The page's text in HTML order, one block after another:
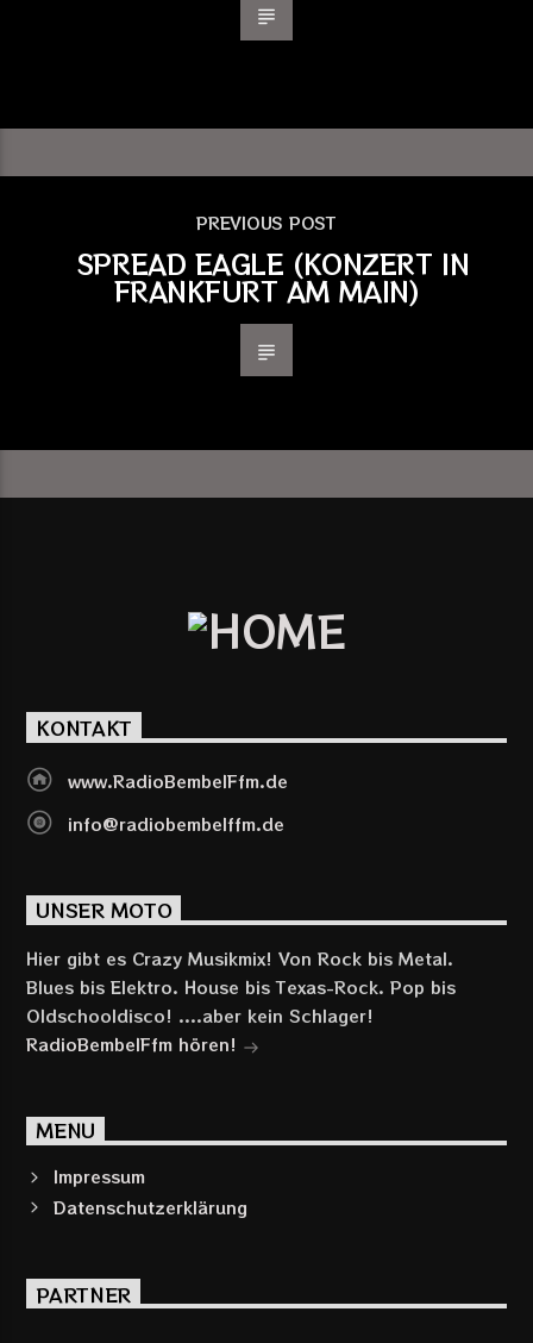
PREVIOUS POST
SPREAD EAGLE (KONZERT IN
FRANKFURT AM MAIN)
KONTAKT
www.RadioBembelFfm.de
info@radiobembelffm.de
UNSER MOTO
Hier gibt es Crazy Musikmix! Von Rock bis Metal.
Blues bis Elektro. House bis Texas-Rock. Pop bis
Oldschooldisco! ....aber kein Schlager!
RadioBembelFfm hören!
MENU
Impressum
Datenschutzerklärung
PARTNER